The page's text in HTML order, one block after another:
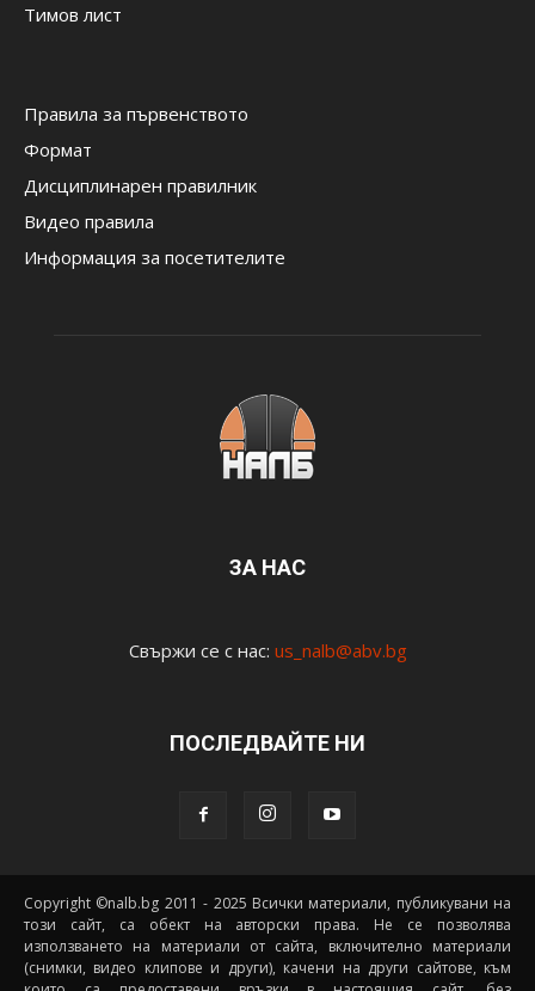
Тимов лист
Правила за първенството
Формат
Дисциплинарен правилник
Видео правила
Информация за посетителите
ЗА НАС
Свържи се с нас: us_nalb@abv.bg
ПОСЛЕДВАЙТЕ НИ
Copyright ©nalb.bg 2011 - 2025 Всички материали, публикувани на
този сайт, са обект на авторски права. Не се позволява
използването на материали от сайта, включително материали
(снимки, видео клипове и други), качени на други сайтове, към